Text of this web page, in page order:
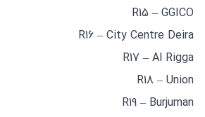
R15 – GGICO
R16 – City Centre Deira
R17 – Al Rigga
R18 – Union
R19 – Burjuman